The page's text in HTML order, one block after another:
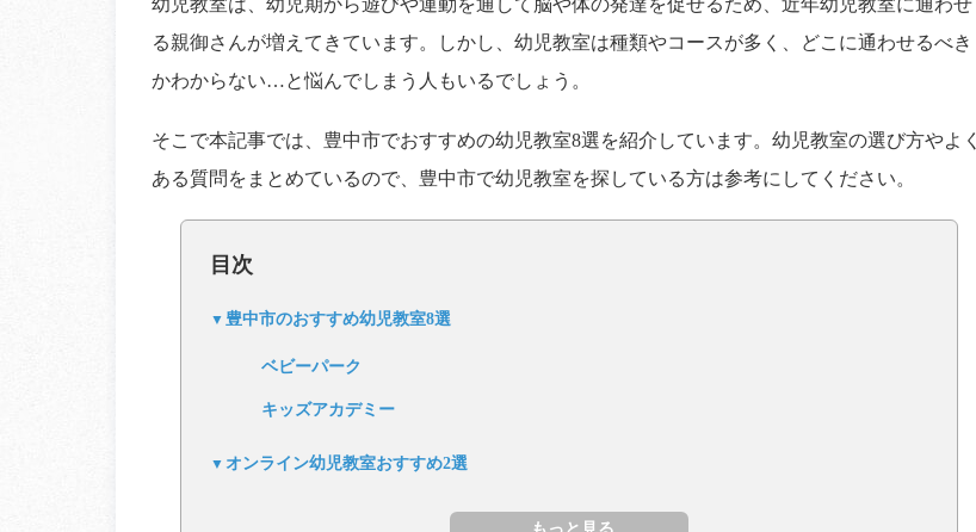
幼児教室は、幼児期から遊びや運動を通して脳や体の発達を促せるため、近年幼児教室に通わせ
る親御さんが増えてきています。しかし、幼児教室は種類やコースが多く、どこに通わせるべき
かわからない…と悩んでしまう人もいるでしょう。
そこで本記事では、豊中市でおすすめの幼児教室8選を紹介しています。幼児教室の選び方やよく
ある質問をまとめているので、豊中市で幼児教室を探している方は参考にしてください。
目次
豊中市のおすすめ幼児教室8選
ベビーパーク
キッズアカデミー
オンライン幼児教室おすすめ2選